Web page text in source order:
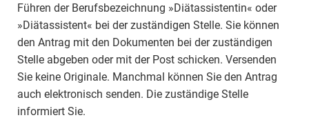
Führen der Berufsbezeichnung »Diätassistentin« oder
»Diätassistent« bei der zuständigen Stelle. Sie können
den Antrag mit den Dokumenten bei der zuständigen
Stelle abgeben oder mit der Post schicken. Versenden
Sie keine Originale. Manchmal können Sie den Antrag
auch elektronisch senden. Die zuständige Stelle
informiert Sie.